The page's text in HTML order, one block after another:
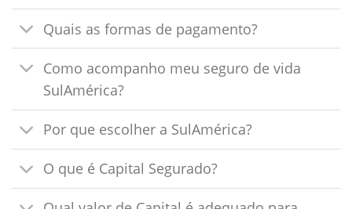
Quais as formas de pagamento?
Como acompanho meu seguro de vida
SulAmérica?
Por que escolher a SulAmérica?
O que é Capital Segurado?